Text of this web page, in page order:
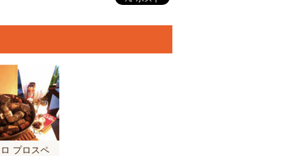
プロスペ